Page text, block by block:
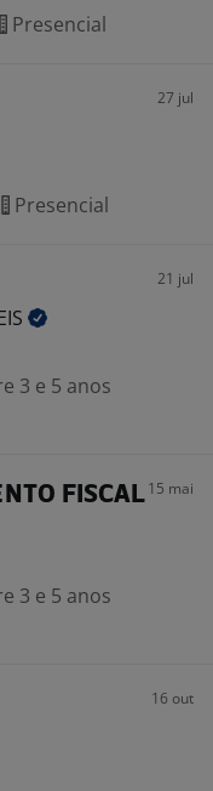
Presencial
27 jul
Presencial
21 jul
3 e 5 anos
FISCAL15 mai
3 e 5 anos
16 out